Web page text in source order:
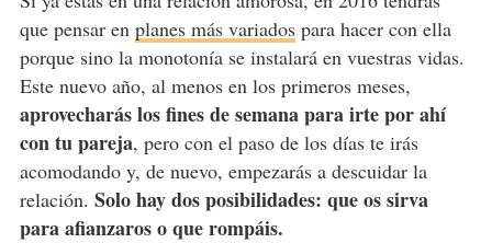
que pensar en planes más variadospara hacer con ella
porque sino la monotonía se instalará en vuestras vidas.
Este nuevo año, al menos en los primeros meses,
aprovecharás los fines de semana para irte por ahí
con tu pareja, pero con el paso de los días te irás
acomodando y, de nuevo, empezarás a descuidar la
relación. Solo hay dos posibilidades: que os sirva
para afianzaros o que rompáis.